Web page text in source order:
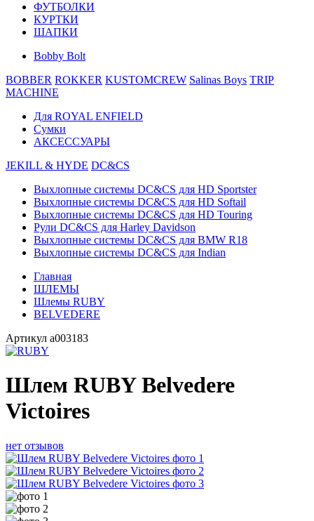
ФУТБОЛКИ
КУРТКИ
ШАПКИ
Bobby Bolt
BOBBER ROKKER KUSTOMCREW Salinas Boys TRIP
MACHINE
Для ROYAL ENFIELD
Сумки
АКСЕССУАРЫ
JEKILL & HYDE DC&CS
Выхлопные системы DC&CS для HD Sportster
Выхлопные системы DC&CS для HD Softail
Выхлопные системы DC&CS для HD Touring
Рули DC&CS для Harley Davidson
Выхлопные системы DC&CS для BMW R18
Выхлопные системы DC&CS для Indian
Главная
ШЛЕМЫ
Шлемы RUBY
BELVEDERE
Артикул a003183
Шлем RUBY Belvedere
Victoires
нет отзывов